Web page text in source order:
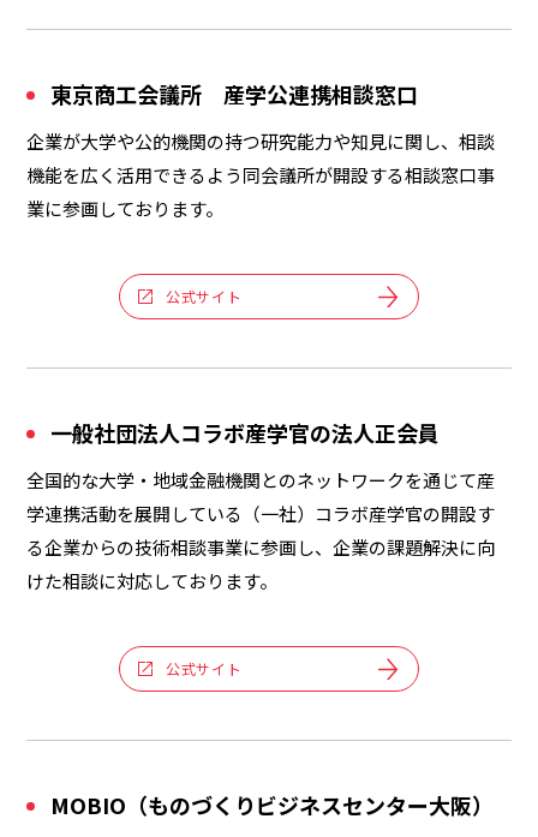
東京商工会議所 産学公連携相談窓口
企業が大学や公的機関の持つ研究能力や知見に関し、相談
機能を広く活用できるよう同会議所が開設する相談窓口事
業に参画しております。
公式サイト
一般社団法人コラボ産学官の法人正会員
全国的な大学・地域金融機関とのネットワークを通じて産
学連携活動を展開している（一社）コラボ産学官の開設す
る企業からの技術相談事業に参画し、企業の課題解決に向
けた相談に対応しております。
公式サイト
MOBIO（ものづくりビジネスセンター大阪）